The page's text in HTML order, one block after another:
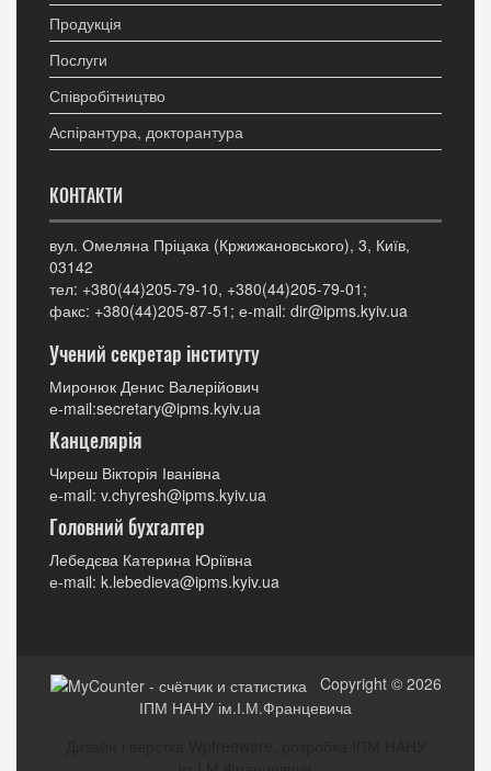
Продукція
Послуги
Співробітництво
Аспірантура, докторантура
КОНТАКТИ
вул. Омеляна Пріцака (Кржижановського), 3, Київ,
03142
тел: +380(44)205-79-10, +380(44)205-79-01;
факс: +380(44)205-87-51; е-mail: dir@ipms.kyiv.ua
Учений секретар інституту
Миронюк Денис Валерійович
е-mail:secretary@ipms.kyiv.ua
Канцелярія
Чиреш Вікторія Іванівна
е-mail: v.chyresh@ipms.kyiv.ua
Головний бухгалтер
Лебедєва Катерина Юріївна
е-mail: k.lebedieva@ipms.kyiv.ua
Copyright © 2026
ІПМ НАНУ ім.І.М.Францевича